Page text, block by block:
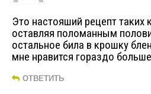
Это настояший рецепт таких
оставляя поломанным
остальное била в крошку
мне нравится гораздо
ОТВЕТИТЬ